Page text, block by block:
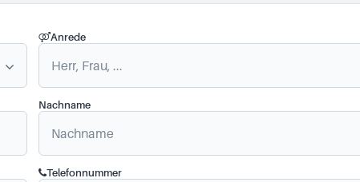
Anrede
Nachname
Telefonnummer